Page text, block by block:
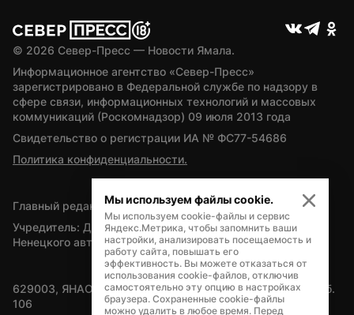
© 2026 Север-Пресс — Новости Ямала.
Информационное агентство «Север-Пресс»
зарегистрировано в Федеральной службе по надзору в
сфере связи, информационных технологий и массовых
коммуникаций (Роскомнадзор) 09 июля 2013 года
Свидетельство о регистрации ИА № ФС77-54686
Политика конфиденциальности.
Главный редактор — А.Л. Поздеев
Учредитель: Департамент внутренней политики Ямало-
Ненецкого автономного округа
629003, ЯНАО, Салехард, мкр. Богдана Кнунянца, д.1, каб.
106
Мы используем файлы cookie.
Мы используем cookie-файлы и сервис
Яндекс.Метрика, чтобы запомнить ваши
настройки, анализировать посещаемость и
работу сайта, повышать его
эффективность. Вы можете отказаться от
использования cookie-файлов, отключив
самостоятельно эту опцию в настройках
браузера. Сохраненные cookie-файлы
можно удалить в любое время. Перед